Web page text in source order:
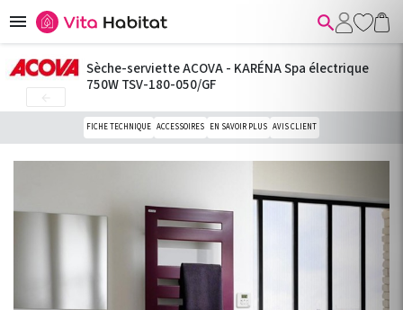
 
Sèche-serviette ACOVA - KARÉNA Spa électrique
750W TSV-180-050/GF
FICHE TECHNIQUE ACCESSOIRES EN SAVOIR PLUS AVIS CLIENT